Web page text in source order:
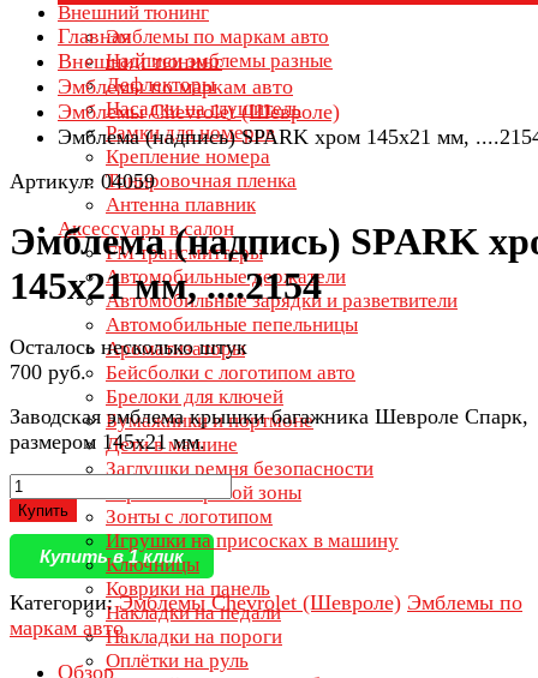
Внешний тюнинг
Эмблемы по маркам авто
Надписи эмблемы разные
Дефлекторы
Насадки на глушитель
Рамки для номеров
Крепление номера
Тонировочная пленка
Антенна плавник
Аксессуары в салон
FM трансмиттеры
Автомобильные держатели
Автомобильные зарядки и разветвители
Автомобильные пепельницы
Ароматизаторы
Бейсболки с логотипом авто
Брелоки для ключей
Бумажники и портмоне
Дети в машине
Заглушки ремня безопасности
Зеркала мертвой зоны
Зонты с логотипом
Игрушки на присосках в машину
Ключницы
Коврики на панель
Накладки на педали
Накладки на пороги
Оплётки на руль
Главная
Внешний тюнинг
Эмблемы по маркам авто
Эмблемы Chevrolet (Шевроле)
Эмблема (надпись) SPARK хром 145х21 мм,
Артикул: 04059
Эмблема (надпись) SPARK
145х21 мм, ....2154
Осталось несколько штук
700 руб.
Заводская эмблема крышки багажника Шевроле Спарк,
размером 145х21 мм.
Купить
Купить в 1 клик
Категории:Эмблемы Chevrolet (Шевроле) Эмблемы по
маркам авто
Обзор